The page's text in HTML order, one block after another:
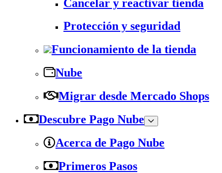
Cancelar y reactivar tienda
Protección y seguridad
Funcionamiento de la tienda
Nube
Migrar desde Mercado Shops
Descubre Pago Nube
Acerca de Pago Nube
Primeros Pasos